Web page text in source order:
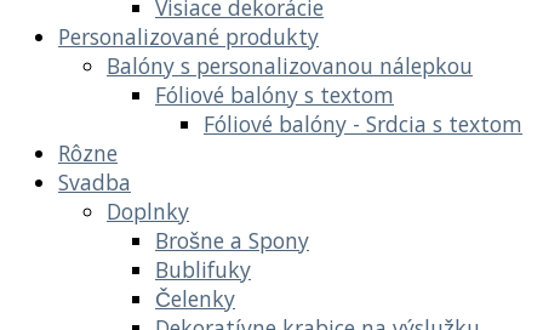
Visiace dekorácie
Personalizované produkty
Balóny s personalizovanou nálepkou
Fóliové balóny s textom
Fóliové balóny - Srdcia s textom
Rôzne
Svadba
Doplnky
Brošne a Spony
Bublifuky
Čelenky